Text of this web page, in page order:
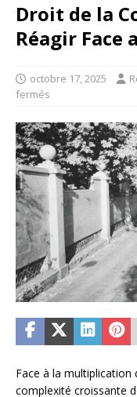
Droit de la
Réagir Face
octobre 17, 2025
fermés
Face à la
complexité croissante